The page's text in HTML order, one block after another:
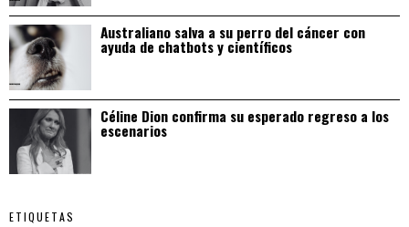
Australiano salva a su perro del cáncer con
ayuda de chatbots y científicos
Céline Dion confirma su esperado regreso a los
escenarios
ETIQUETAS